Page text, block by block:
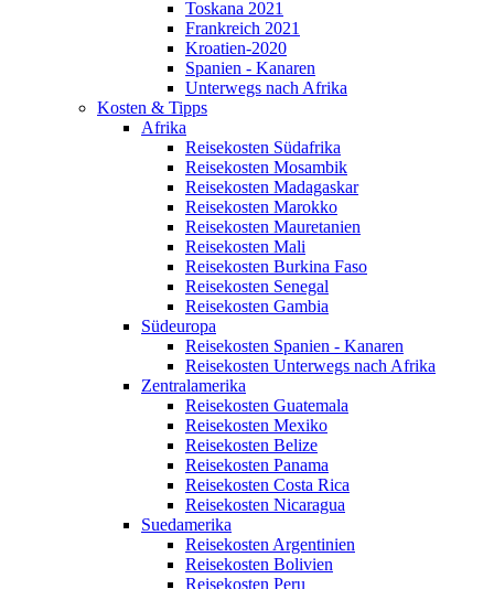
Toskana 2021
Frankreich 2021
Kroatien-2020
Spanien - Kanaren
Unterwegs nach Afrika
Kosten & Tipps
Afrika
Reisekosten Südafrika
Reisekosten Mosambik
Reisekosten Madagaskar
Reisekosten Marokko
Reisekosten Mauretanien
Reisekosten Mali
Reisekosten Burkina Faso
Reisekosten Senegal
Reisekosten Gambia
Südeuropa
Reisekosten Spanien - Kanaren
Reisekosten Unterwegs nach Afrika
Zentralamerika
Reisekosten Guatemala
Reisekosten Mexiko
Reisekosten Belize
Reisekosten Panama
Reisekosten Costa Rica
Reisekosten Nicaragua
Suedamerika
Reisekosten Argentinien
Reisekosten Bolivien
Reisekosten Peru